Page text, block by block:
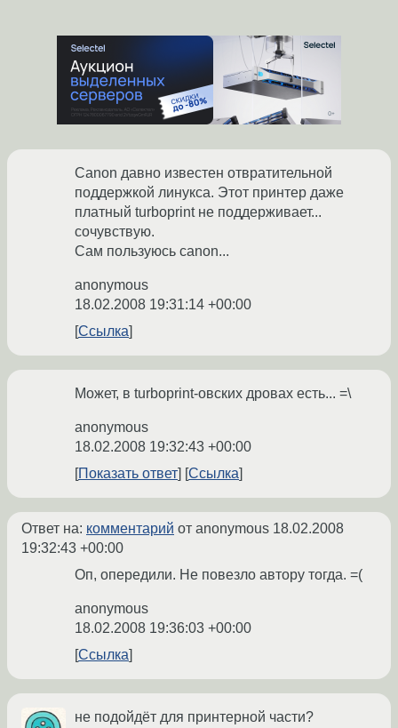
Canon давно известен отвратительной
поддержкой линукса. Этот принтер даже
платный turboprint не поддерживает...
сочувствую.
Сам пользуюсь canon...
anonymous
18.02.2008 19:31:14 +00:00
Ссылка
Может, в turboprint-овских дровах есть... =\
anonymous
18.02.2008 19:32:43 +00:00
Показать ответ
Ссылка
Ответ на: комментарий от anonymous 18.02.2008
19:32:43 +00:00
Оп, опередили. Не повезло автору тогда. =(
anonymous
18.02.2008 19:36:03 +00:00
Ссылка
не подойдёт для принтерной части?